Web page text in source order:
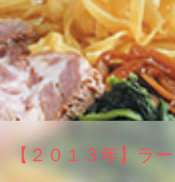
【２０１３年】ラ